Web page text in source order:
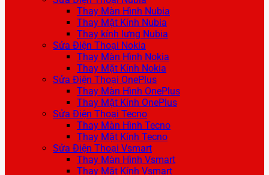
Thay Màn Hình Nubia
Thay Mặt Kính Nubia
Thay kính lưng Nubia
Sửa Điện Thoại Nokia
Thay Màn Hình Nokia
Thay Mặt Kính Nokia
Sửa Điện Thoại OnePlus
Thay Màn Hình OnePlus
Thay Mặt Kính OnePlus
Sửa Điện Thoại Tecno
Thay Màn Hình Tecno
Thay Mặt Kính Tecno
Sửa Điện Thoại Vsmart
Thay Màn Hình Vsmart
Thay Mặt Kính Vsmart